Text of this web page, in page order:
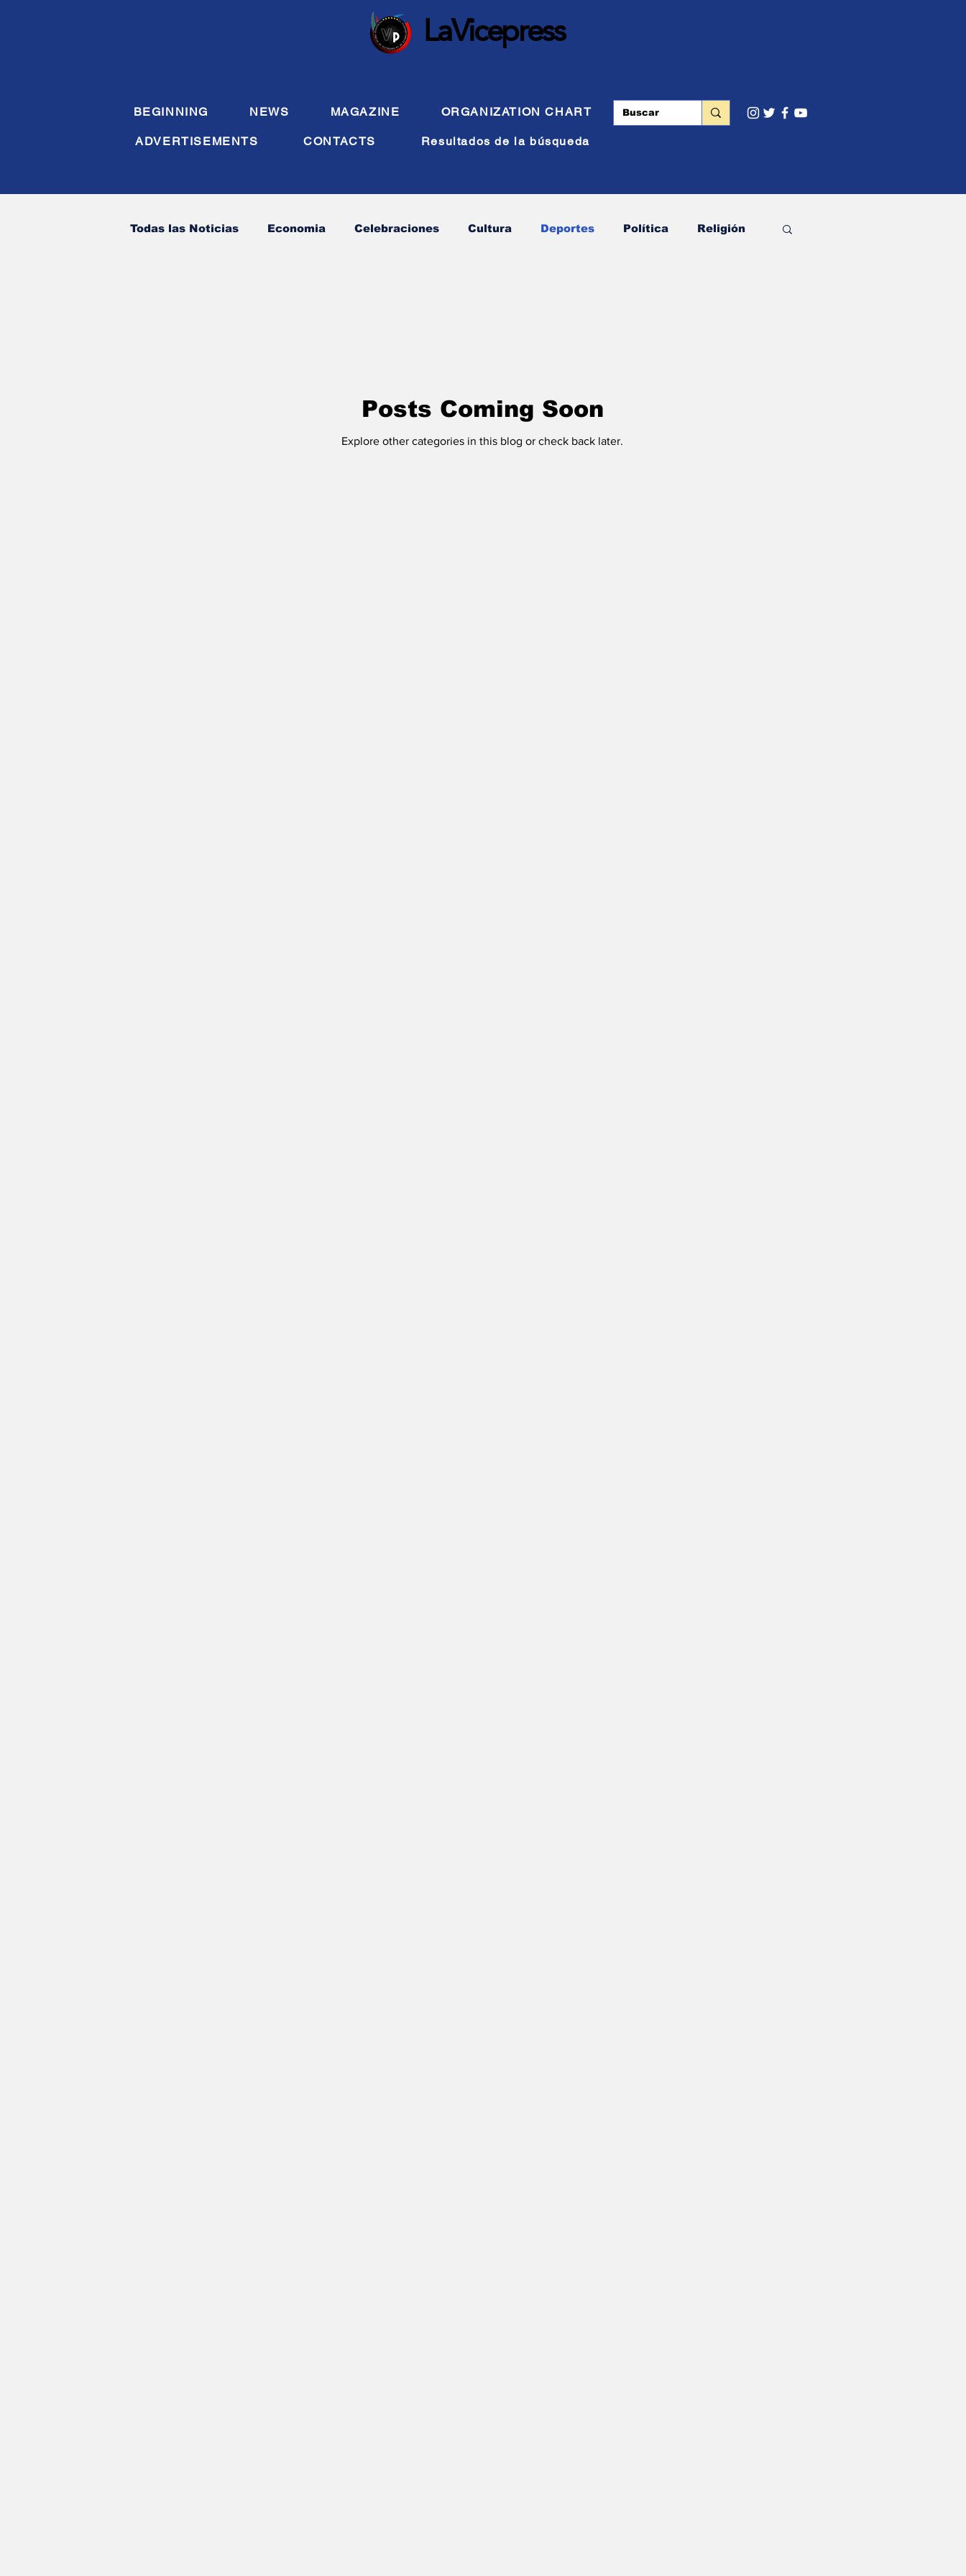
LaVicepress
BEGINNING NEWS MAGAZINE ORGANIZATION CHART
ADVERTISEMENTS CONTACTS Resultados de la búsqueda
Todas las Noticias Economia Celebraciones Cultura Deportes Política Religión
Posts Coming Soon
Explore other categories in this blog or check back later.